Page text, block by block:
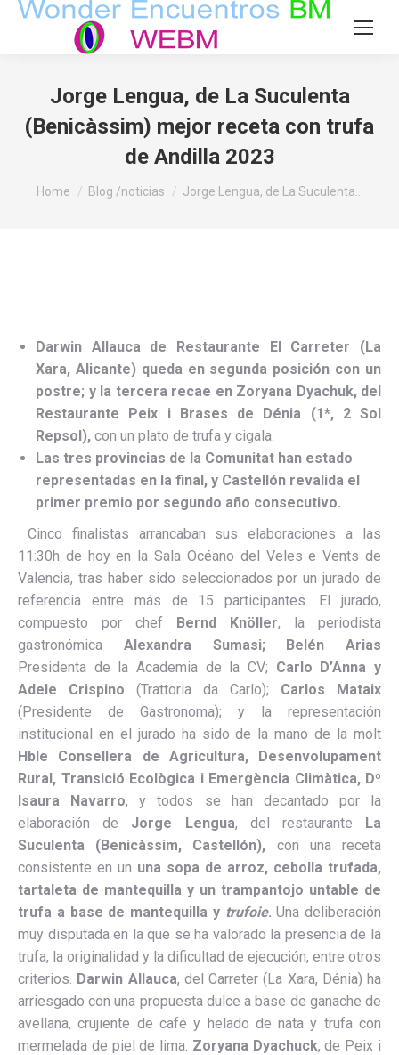
Jorge Lengua, de La Suculenta
(Benicàssim) mejor receta con trufa
de Andilla 2023
You are here:
Home Blog /noticias Jorge Lengua, de La Suculenta…
Darwin Allauca de Restaurante El Carreter (La
Xara, Alicante) queda en segunda posición con un
postre; y la tercera recae en Zoryana Dyachuk, del
Restaurante Peix i Brases de Dénia (1*, 2 Sol
Repsol), con un plato de trufa y cigala.
Las tres provincias de la Comunitat han estado
representadas en la final, y Castellón revalida el
primer premio por segundo año consecutivo.
Cinco finalistas arrancaban sus elaboraciones a las
11:30h de hoy en la Sala Océano del Veles e Vents de
Valencia, tras haber sido seleccionados por un jurado de
referencia entre más de 15 participantes. El jurado,
compuesto por chef Bernd Knöller, la periodista
gastronómica Alexandra Sumasi; Belén
Arias
Presidenta de la Academia de la CV; Carlo D’Anna y
Adele Crispino (Trattoria da Carlo); Carlos Mataix
(Presidente de Gastronoma); y la representación
institucional en el jurado ha sido de la mano de la molt
Hble Consellera de Agricultura, Desenvolupament
Rural, Transició Ecològica i Emergència Climàtica, Dº
Isaura Navarro, y todos se han decantado por la
elaboración de Jorge Lengua, del restaurante La
Suculenta (Benicàssim, Castellón), con una receta
consistente en un una sopa de arroz, cebolla trufada,
tartaleta de mantequilla y un trampantojo untable de
trufa a base de mantequilla y trufoie. Una deliberación
muy disputada en la que se ha valorado la presencia de la
trufa, la originalidad y la dificultad de ejecución, entre otros
criterios. Darwin Allauca, del Carreter (La Xara, Dénia) ha
arriesgado con una propuesta dulce a base de ganache de
avellana, crujiente de café y helado de nata y trufa con
mermelada de piel de lima. Zoryana Dyachuck, de Peix i